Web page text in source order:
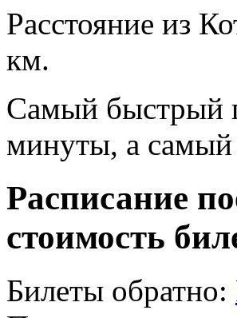
Расстояние из
км.
Самый быстрый
минуты, а самый
Расписание
стоимость
Билеты обратно: